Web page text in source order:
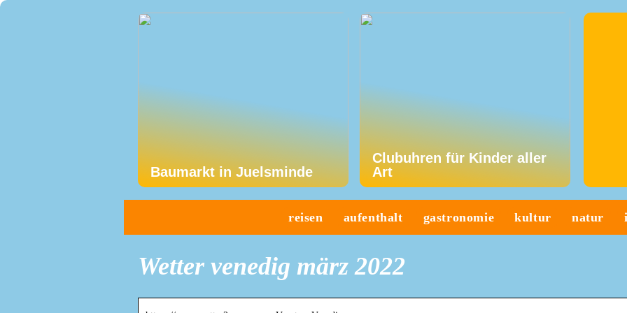
Baumarkt in Juelsminde
Clubuhren für Kinder aller
Art
reisen aufenthalt gastronomie kultur natur
Wetter venedig märz 2022